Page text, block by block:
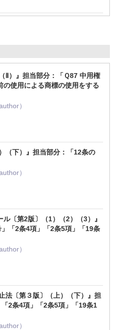
Ⅱ）』担当部分：「Ｑ87 中用権
の使用による商標の使用をする
）
（下）』担当部分：「12条の
）
ル〔第2版〕（1）（2）（3）』
「2条4項」「2条5項」「19条
）
法〔第３版〕（上）（下）』担
2条4項」「2条5項」「19条1
）